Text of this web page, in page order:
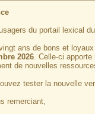
du portail lexical
ans de bons et
2026. Celle-ci
de nouvelles
tester la nouvelle
remerciant,